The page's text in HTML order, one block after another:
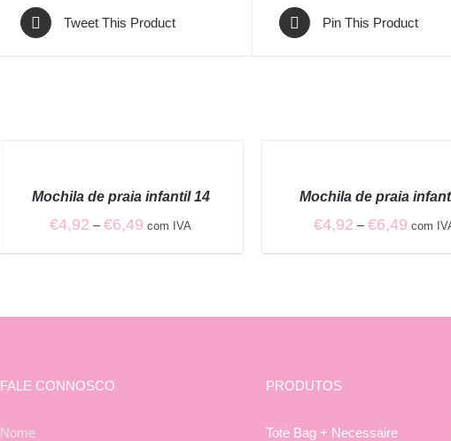
Tweet This Product Pin This Product
QUICKMochila de praia infantil 14
€4,92 – €6,49 Price
€6,49
com IVA
QUICKMochila de praia
€4,92 – €6,49Price
€6,49
com
FALE CONNOSCO
Nome
PRODUTOS
Tote Bag + Necessaire